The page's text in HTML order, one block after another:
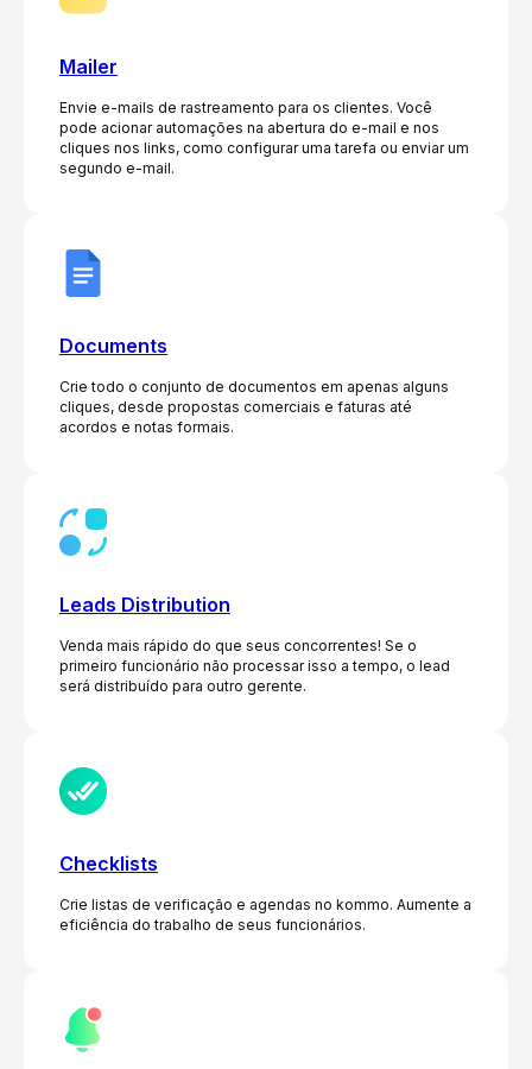
Mailer
Envie e-mails de rastreamento para os clientes. Você
pode acionar automações na abertura do e-mail e nos
cliques nos links, como configurar uma tarefa ou enviar um
segundo e-mail.
Documents
Crie todo o conjunto de documentos em apenas alguns
cliques, desde propostas comerciais e faturas até
acordos e notas formais.
Leads Distribution
Venda mais rápido do que seus concorrentes! Se o
primeiro funcionário não processar isso a tempo, o lead
será distribuído para outro gerente.
Checklists
Crie listas de verificação e agendas no kommo. Aumente a
eficiência do trabalho de seus funcionários.